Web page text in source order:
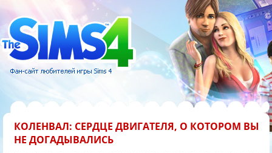
КОЛЕНВАЛ: СЕРДЦЕ ДВИГАТЕЛЯ, О КОТОРОМ ВЫ
НЕ ДОГАДЫВАЛИСЬ